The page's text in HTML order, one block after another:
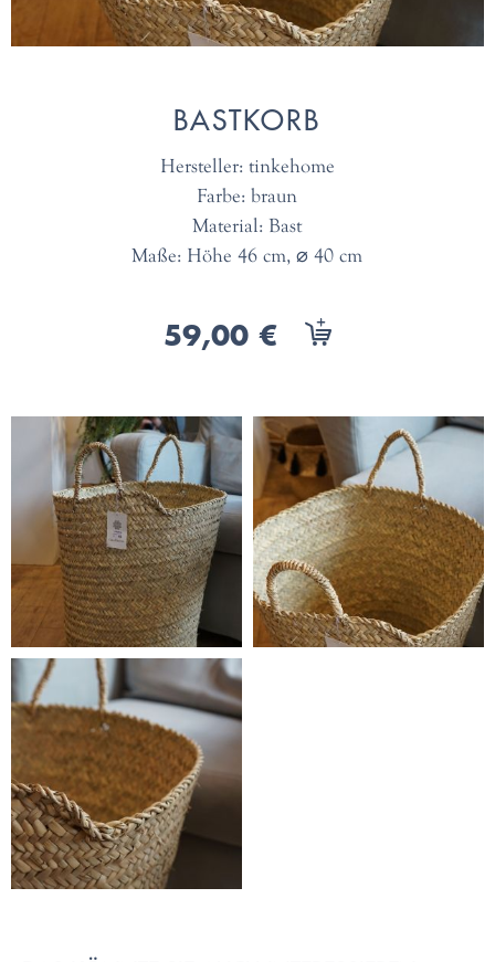
BASTKORB
Hersteller: tinkehome
Farbe: braun
Material: Bast
Maße: Höhe 46 cm, ⌀ 40 cm
59,00 €